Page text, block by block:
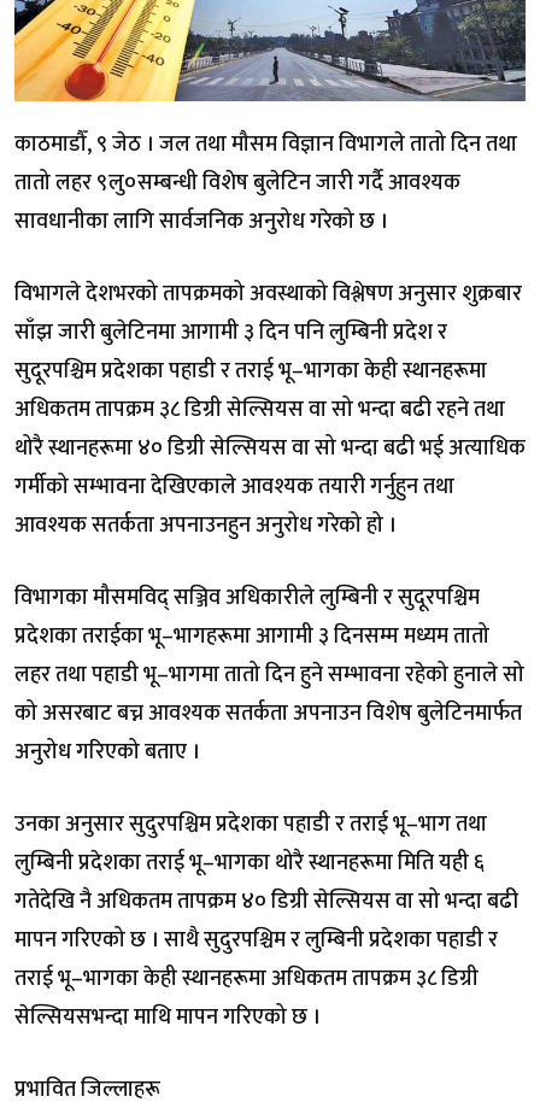
काठमाडौँ, ९ जेठ । जल तथा मौसम विज्ञान विभागले तातो दिन तथा
तातो लहर ९लु०सम्बन्धी विशेष बुलेटिन जारी गर्दै आवश्यक
सावधानीका लागि सार्वजनिक अनुरोध गरेको छ ।
विभागले देशभरको तापक्रमको अवस्थाको विश्लेषण अनुसार शुक्रबार
साँझ जारी बुलेटिनमा आगामी ३ दिन पनि लुम्बिनी प्रदेश र
सुदूरपश्चिम प्रदेशका पहाडी र तराई भू–भागका केही स्थानहरूमा
अधिकतम तापक्रम ३८ डिग्री सेल्सियस वा सो भन्दा बढी रहने तथा
थोरै स्थानहरूमा ४० डिग्री सेल्सियस वा सो भन्दा बढी भई अत्याधिक
गर्मीको सम्भावना देखिएकाले आवश्यक तयारी गर्नुहुन तथा
आवश्यक सतर्कता अपनाउनहुन अनुरोध गरेको हो ।
विभागका मौसमविद् सञ्जिव अधिकारीले लुम्बिनी र सुदूरपश्चिम
प्रदेशका तराईका भू–भागहरूमा आगामी ३ दिनसम्म मध्यम तातो
लहर तथा पहाडी भू–भागमा तातो दिन हुने सम्भावना रहेको हुनाले सो
को असरबाट बच्न आवश्यक सतर्कता अपनाउन विशेष बुलेटिनमार्फत
अनुरोध गरिएको बताए ।
उनका अनुसार सुदुरपश्चिम प्रदेशका पहाडी र तराई भू–भाग तथा
लुम्बिनी प्रदेशका तराई भू–भागका थोरै स्थानहरूमा मिति यही ६
गतेदेखि नै अधिकतम तापक्रम ४० डिग्री सेल्सियस वा सो भन्दा बढी
मापन गरिएको छ । साथै सुदुरपश्चिम र लुम्बिनी प्रदेशका पहाडी र
तराई भू–भागका केही स्थानहरूमा अधिकतम तापक्रम ३८ डिग्री
सेल्सियसभन्दा माथि मापन गरिएको छ ।
प्रभावित जिल्लाहरू